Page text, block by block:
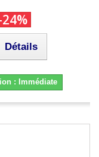
24%
Détails
: Immédiate